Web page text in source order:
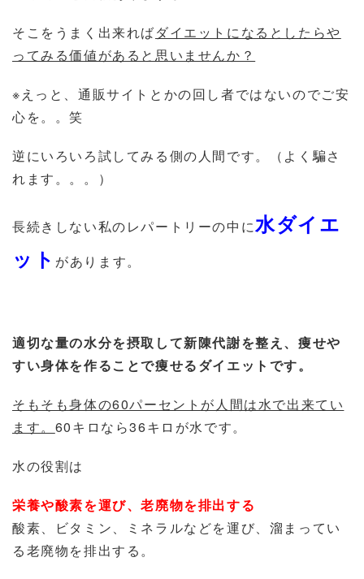
そこをうまく出来ればダイエットになるとしたらや
ってみる価値があると思いませんか？
※えっと、通販サイトとかの回し者ではないのでご安
心を。。笑
逆にいろいろ試してみる側の人間です。（よく騙さ
れます。。。）
長続きしない私のレパートリーの中に水ダイエ
ット があります。
適切な量の水分を摂取して新陳代謝を整え、痩せや
すい身体を作ることで痩せるダイエットです。
そもそも身体の60パーセントが人間は水で出来てい
ます。 60キロなら36キロが水です。
水の役割は
栄養や酸素を運び、老廃物を排出する
酸素、ビタミン、ミネラルなどを運び、溜まってい
る老廃物を排出する。